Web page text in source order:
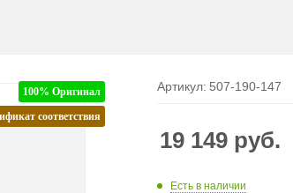
100% Оригинал
соответствия
Артикул: 507-190-147
19 149 руб.
Есть в наличии